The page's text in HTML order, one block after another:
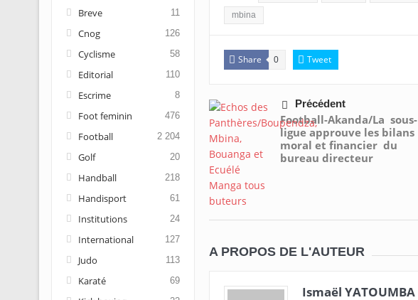
mbina
Share 0 Tweet
Précédent
Football-Akanda/La sous-
ligue approuve les bilans
moral et financier du
bureau directeur
A PROPOS DE L'AUTEUR
Ismaël YATOUMBA
Breve 11
Cnog 126
Cyclisme 58
Editorial 110
Escrime 8
Foot feminin 476
Football 2 204
Golf 20
Handball 218
Handisport 61
Institutions 24
International 127
Judo 113
Karaté 69